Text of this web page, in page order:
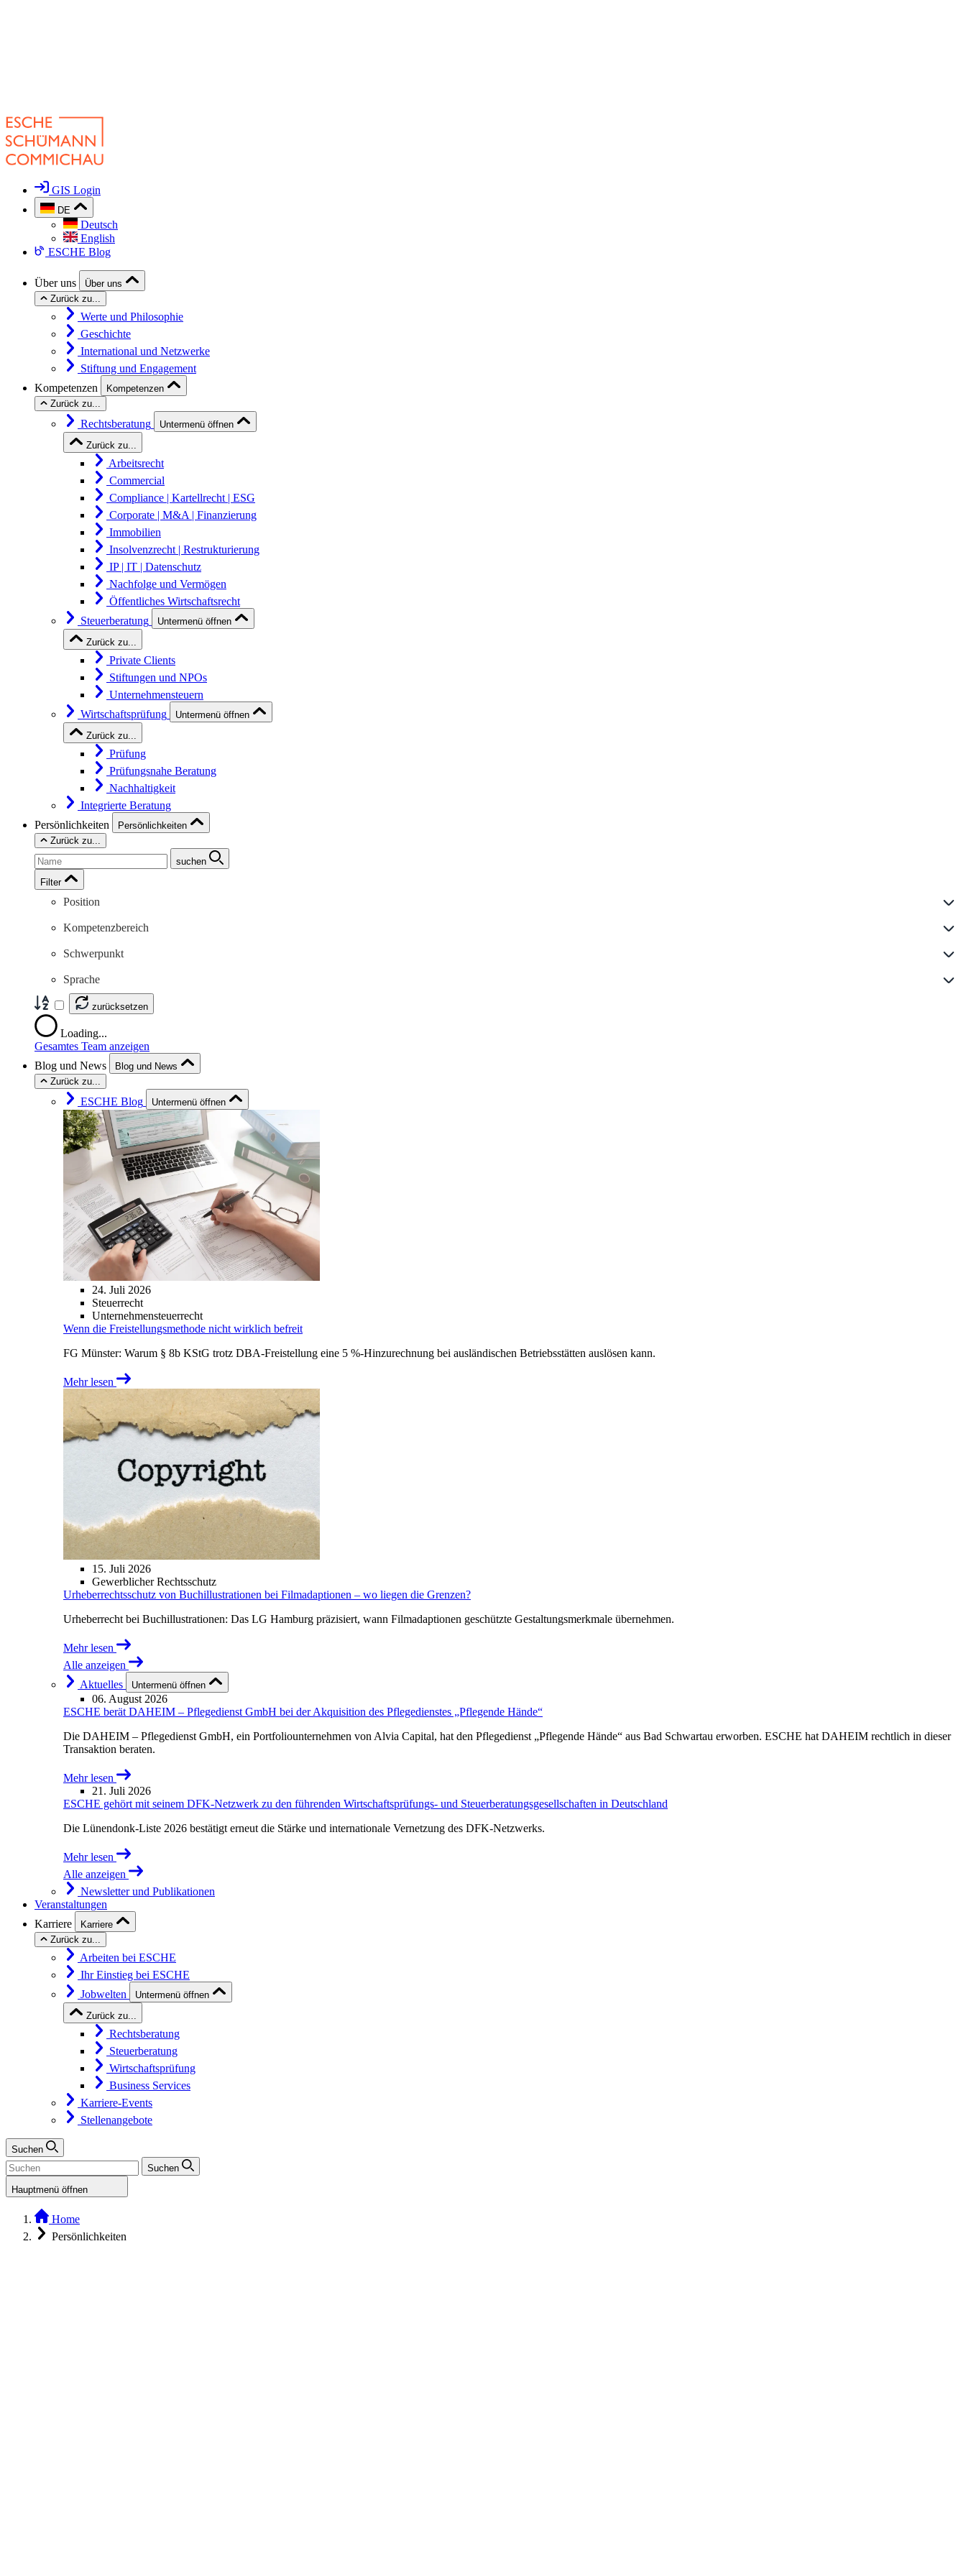
GIS Login
DE
Deutsch
English
ESCHE Blog
Über uns
Über uns
Zurück zu...
Werte und Philosophie
Geschichte
International und Netzwerke
Stiftung und Engagement
Kompetenzen
Kompetenzen
Zurück zu...
Rechtsberatung
Untermenü öffnen
Zurück zu...
Arbeitsrecht
Commercial
Compliance | Kartellrecht | ESG
Corporate | M&A | Finanzierung
Immobilien
Insolvenzrecht | Restrukturierung
IP | IT | Datenschutz
Nachfolge und Vermögen
Öffentliches Wirtschaftsrecht
Steuerberatung
Untermenü öffnen
Zurück zu...
Private Clients
Stiftungen und NPOs
Unternehmensteuern
Wirtschaftsprüfung
Untermenü öffnen
Zurück zu...
Prüfung
Prüfungsnahe Beratung
Nachhaltigkeit
Integrierte Beratung
Persönlichkeiten
Persönlichkeiten
Zurück zu...
suchen
Filter
Position
Kompetenzbereich
Schwerpunkt
Sprache
zurücksetzen
Loading...
Gesamtes Team anzeigen
Blog und News
Blog und News
Zurück zu...
ESCHE Blog Untermenü öffnen
24. Juli 2026
Steuerrecht
Unternehmensteuerrecht
Wenn die Freistellungsmethode nicht wirklich befreit
FG Münster: Warum § 8b KStG trotz DBA-Freistellung eine 5 %-Hinzurechnung bei ausländischen Betriebsstätten auslösen kann.
Mehr lesen
15. Juli 2026
Gewerblicher Rechtsschutz
Urheberrechtsschutz von Buchillustrationen bei Filmadaptionen – wo liegen die Grenzen?
Urheberrecht bei Buchillustrationen: Das LG Hamburg präzisiert, wann Filmadaptionen geschützte Gestaltungsmerkmale übernehmen.
Mehr lesen
Alle anzeigen
Aktuelles
Untermenü öffnen
06. August 2026
ESCHE berät DAHEIM – Pflegedienst GmbH bei der Akquisition des Pflegedienstes „Pflegende Hände“
Die DAHEIM – Pflegedienst GmbH, ein Portfoliounternehmen von Alvia Capital, hat den Pflegedienst „Pflegende Hände“ aus Bad Schwartau erworben. ESCHE hat DAHEIM rechtlich in dieser
Transaktion beraten.
Mehr lesen
21. Juli 2026
ESCHE gehört mit seinem DFK-Netzwerk zu den führenden Wirtschaftsprüfungs- und Steuerberatungsgesellschaften in Deutschland
Die Lünendonk-Liste 2026 bestätigt erneut die Stärke und internationale Vernetzung des DFK-Netzwerks.
Mehr lesen
Alle anzeigen
Newsletter und Publikationen
Veranstaltungen
Karriere
Karriere
Zurück zu...
Arbeiten bei ESCHE
Ihr Einstieg bei ESCHE
Jobwelten
Untermenü öffnen
Zurück zu...
Rechtsberatung
Steuerberatung
Wirtschaftsprüfung
Business Services
Karriere-Events
Stellenangebote
Suchen
Suchen
Hauptmenü öffnen
Home
Persönlichkeiten